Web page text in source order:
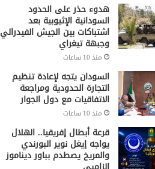
هدوء حذر على الحدود
السودانية الإثيوبية بعد
اشتباكات بين الجيش الفيدرالي
وجبهة تيغراي
منذ 10 ساعات
السودان يتجه لإعادة تنظيم
التجارة الحدودية ومراجعة
الاتفاقيات مع دول الجوار
منذ 10 ساعات
قرعة أبطال إفريقيا.. الهلال
يواجه إيغل نوير البورندي
والمريخ يصطدم بباور ديناموز